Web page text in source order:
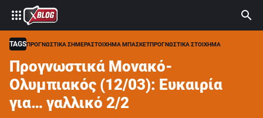
⚽ ΜΟΥΝΤΙΑΛ 2026
ΣΤΟΙΧΗΜΑ
CASINO
ΠΡΟΓΝΩΣΤΙΚΑ ΤIPSTERS
ΠΡΟΓΝΩΣΤΙΚΑ ΚΑΤΗΓΟΡΙΕΣ
TAGSΠΡΟΓΝΩΣΤΙΚΑ ΣΗΜΕΡΑΣΤΟΙΧΗΜΑ ΜΠΑΣΚΕΤΠΡΟΓΝΩΣΤΙΚΑ ΣΤΟΙΧΗΜΑ
Προγνωστικά Μονακό-
Ολυμπιακός (12/03): Ευκαιρία
για… γαλλικό 2/2